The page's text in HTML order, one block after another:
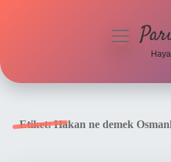
menüyü
Etiket:Hakan ne demek